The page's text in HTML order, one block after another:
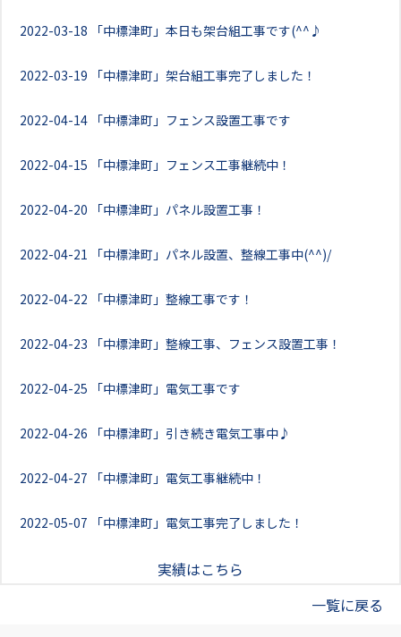
2022-03-18 「中標津町」本日も架台組工事です(^^♪
2022-03-19 「中標津町」架台組工事完了しました！
2022-04-14 「中標津町」フェンス設置工事です
2022-04-15 「中標津町」フェンス工事継続中！
2022-04-20 「中標津町」パネル設置工事！
2022-04-21 「中標津町」パネル設置、整線工事中(^^)/
2022-04-22 「中標津町」整線工事です！
2022-04-23 「中標津町」整線工事、フェンス設置工事！
2022-04-25 「中標津町」電気工事です
2022-04-26 「中標津町」引き続き電気工事中♪
2022-04-27 「中標津町」電気工事継続中！
2022-05-07 「中標津町」電気工事完了しました！
実績はこちら
一覧に戻る